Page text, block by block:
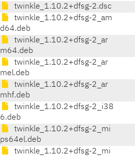
twinkle_1.10.2+dfsg-2.dsc
twinkle_1.10.2+dfsg-2_am
d64.deb
twinkle_1.10.2+dfsg-2_ar
m64.deb
twinkle_1.10.2+dfsg-2_ar
mel.deb
twinkle_1.10.2+dfsg-2_ar
mhf.deb
twinkle_1.10.2+dfsg-2_i38
6.deb
twinkle_1.10.2+dfsg-2_mi
ps64el.deb
twinkle_1.10.2+dfsg-2_mi